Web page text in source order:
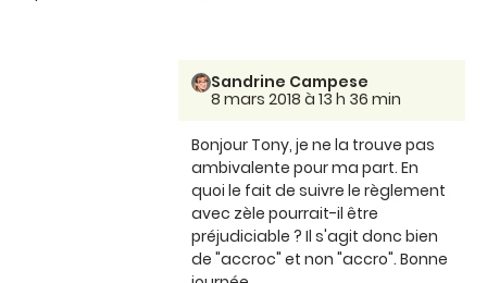
Sandrine Campese
8 mars 2018 à 13 h 36 min
Bonjour Tony, je ne la trouve pas
ambivalente pour ma part. En
quoi le fait de suivre le règlement
avec zèle pourrait-il être
préjudiciable ? Il s'agit donc bien
de "accroc" et non "accro". Bonne